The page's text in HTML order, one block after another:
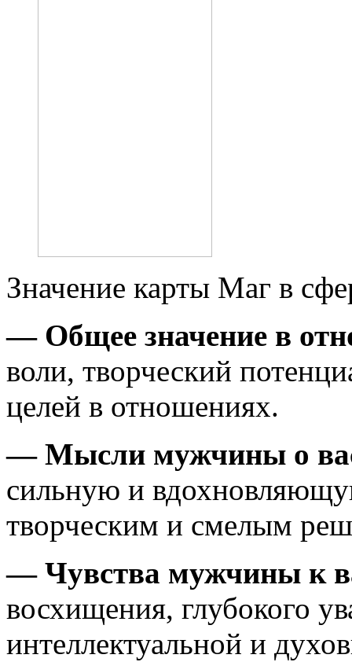
Значение карты Маг в
— Общее значение в
воли, творческий
целей в отношениях.
— Мысли мужчины о
сильную и
творческим и смелым
— Чувства мужчины к
восхищения, глубокого
интеллектуальной и